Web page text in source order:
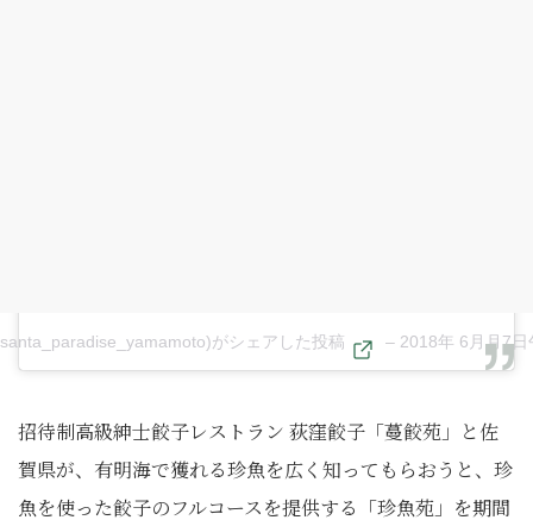
がシェアした投稿 – 2018年 6月月7
招待制高級紳士餃子レストラン 荻窪餃子「蔓餃苑」と佐
賀県が、有明海で獲れる珍魚を広く知ってもらおうと、珍
魚を使った餃子のフルコースを提供する「珍魚苑」を期間